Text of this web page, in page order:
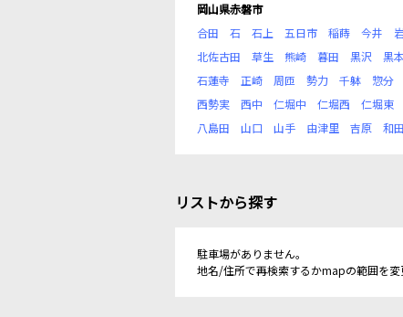
岡山県赤磐市
合田
石 石上 五日市 稲蒔 今井
北佐古田
草生 熊崎 暮田 黒沢 黒本
石蓮寺
正崎 周匝 勢力 千躰 惣分
西勢実
西中 仁堀中 仁堀西 仁堀東
八島田
山口 山手 由津里 吉原 和田
リストから探す
駐車場がありません。
地名/住所で再検索するかmapの範囲を変